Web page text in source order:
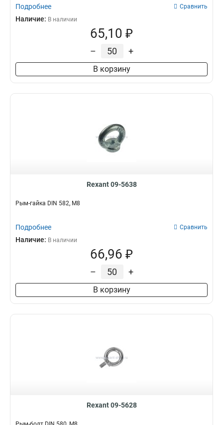
Подробнее Сравнить
Наличие: В наличии
65,10 ₽
– +
В корзину
Rexant 09-5638
Рым-гайка DIN 582, М8
Подробнее Сравнить
Наличие: В наличии
66,96 ₽
– +
В корзину
Rexant 09-5628